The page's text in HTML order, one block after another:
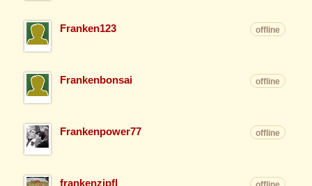
Franken123 offline
Frankenbonsai offline
Frankenpower77 offline
frankenzipfl